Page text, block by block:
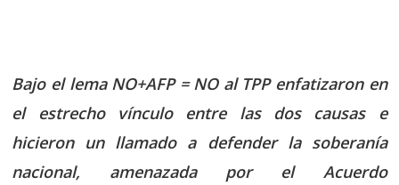
Bajo el lema NO+AFP = NO al TPP enfatizaron en
el estrecho vínculo entre las dos causas e
hicieron un llamado a defender la soberanía
nacional, amenazada por el Acuerdo